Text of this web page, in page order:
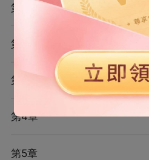
第1章
第2章
第3章
第4章
第5章